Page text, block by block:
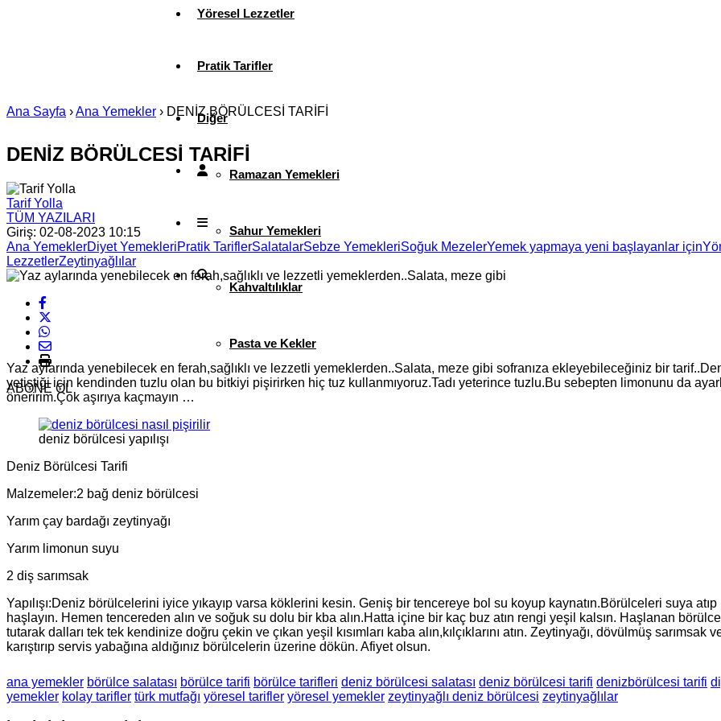
Yöresel Lezzetler
Pratik Tarifler
Diğer
Ramazan Yemekleri
Sahur Yemekleri
Kahvaltılıklar
Pasta ve Kekler
Ana Sayfa ›Ana Yemekler › DENİZ BÖRÜLCESİ TARİFİ
DENİZ BÖRÜLCESİ TARİFİ
Tarif Yolla
TÜM YAZILARI
Giriş: 02-08-2023 10:15
Ana YemeklerDiyet YemekleriPratik TariflerSalatalarSebze YemekleriSoğuk MezelerYemek yapmaya yeni başlayanlar için
LezzetlerZeytinyağlılar
ABONE OL
Yaz aylarında yenebilecek en ferah,sağlıklı ve lezzetli yemeklerden..Salata, meze gibi sofranıza ekleyebileceğiniz bir
yetiştiği için kendinden tuzlu olan bu bitkiyi pişirirken hiç tuz kullanmıyoruz.Tadı yeterince tuzlu.Bu sebepten limonunu da
öneririm.Çok aşırıya kaçmayın …
deniz börülcesi yapılışı
Deniz Börülcesi Tarifi
Malzemeler:2 bağ deniz börülcesi
Yarım çay bardağı zeytinyağı
Yarım limonun suyu
2 diş sarımsak
Yapılışı:Deniz börülcelerini iyice yıkayıp varsa köklerini kesin. Geniş bir tencereye bol su koyup kaynatın.Börülceleri suya
haşlayın. Hemen tencereden alın ve soğuk su dolu bir kba alın.Hatta içine bir kaç buz atın rengi yeşil kalsın. Haşlanan
tutarak dalları tek tek kendinize doğru çekin ve çıkan yeşil kısımları kaba alın,kılçıklarını atın. Zeytinyağı, dövülmüş sarımsak
karıştırıp servis yabağına aldığınız börülcelerin üzerine dökün. Afiyet olsun.
ana yemekler börülce salatası börülce tarifi börülce tarifleri deniz börülcesi salatası deniz börülcesi tarifi denizbörülcesi tarifi
yemekler kolay tarifler türk mutfağı yöresel tarifler yöresel yemekler zeytinyağlı deniz börülcesi zeytinyağlılar